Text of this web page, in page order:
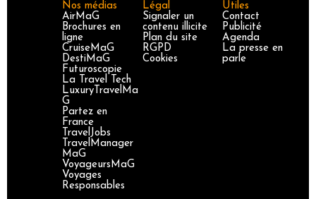
Nos médias
AirMaG
Brochures en
ligne
CruiseMaG
DestiMaG
Futuroscopie
La Travel Tech
LuxuryTravelMa
G
Partez en
France
TravelJobs
TravelManager
MaG
VoyageursMaG
Voyages
Responsables
Légal
Signaler un
contenu illicite
Plan du site
RGPD
Cookies
Utiles
Contact
Publicité
Agenda
La presse en
parle